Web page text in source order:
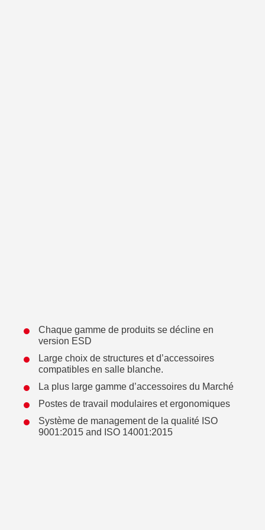
Chaque gamme de produits se décline en
version ESD
Large choix de structures et d’accessoires
compatibles en salle blanche.
La plus large gamme d’accessoires du Marché
Postes de travail modulaires et ergonomiques
Système de management de la qualité ISO
9001:2015 and ISO 14001:2015